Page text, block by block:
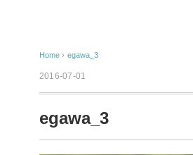
Home › egawa_3
2016-07-01
egawa_3